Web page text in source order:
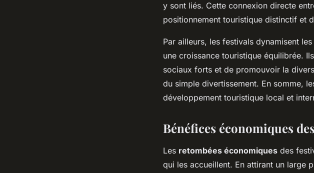
y sont liés. Cette connexion directe
positionnement touristique distinctif et
Par ailleurs, les festivals dynamisent
une croissance touristique équilibrée.
sociaux forts et de promouvoir la
du simple divertissement. En somme,
développement touristique local et
Bénéfices économiques
Les retombées économiques des
qui les accueillent. En attirant un large